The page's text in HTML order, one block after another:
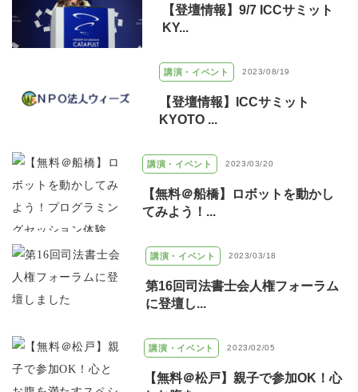
【登壇情報】9/7 ICCサミット
KY...
講演・イベント 2023/08/19
【登壇情報】ICCサミット
KYOTO ...
講演・イベント 2023/03/20
【無料＠船橋】ロボットを動かし
てみよう！...
講演・イベント 2023/03/18
第16回司法書士会人権フォーラム
に登壇し...
講演・イベント 2023/02/05
【無料＠松戸】親子で参加OK！心